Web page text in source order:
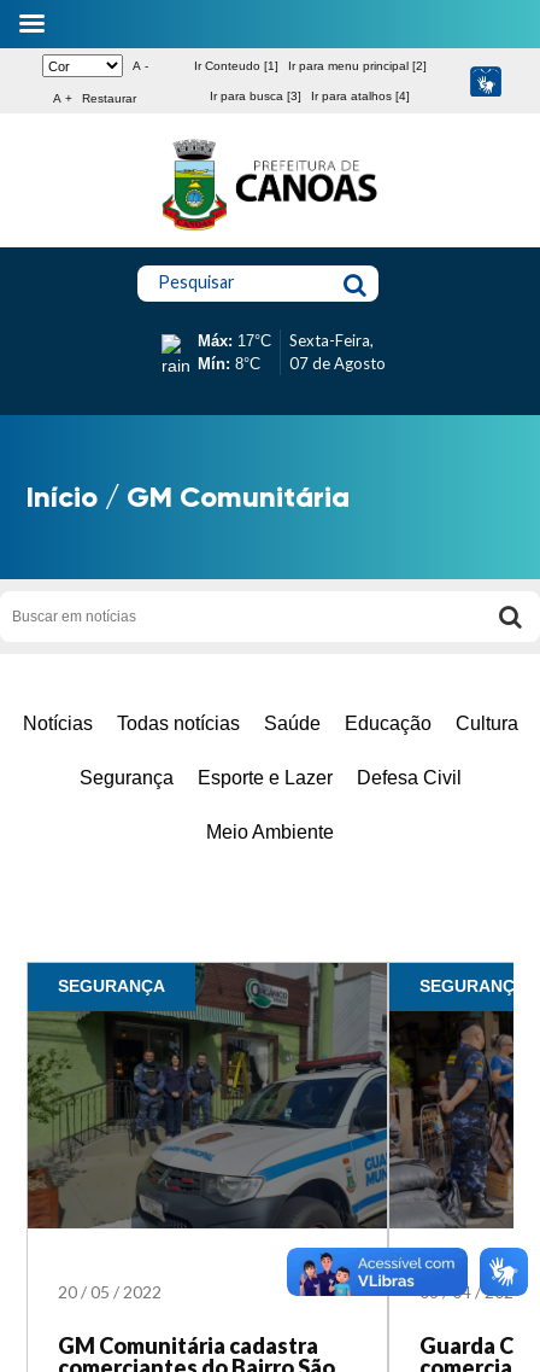
A -
A + Restaurar
Ir Conteudo [1] Ir para menu principal [2]
Ir para busca [3] Ir para atalhos [4]
Pesquisar
Máx: 17°C
Mín: 8°C
Sexta-Feira,
07 de Agosto
Início / GM Comunitária
Notícias Todas notícias Saúde Educação Cultura
Segurança Esporte e Lazer Defesa Civil
Meio Ambiente
SEGURANÇA
20 /05 /2022
GM Comunitária cadastra
SEGURANÇA
06/04 /2022
Guarda